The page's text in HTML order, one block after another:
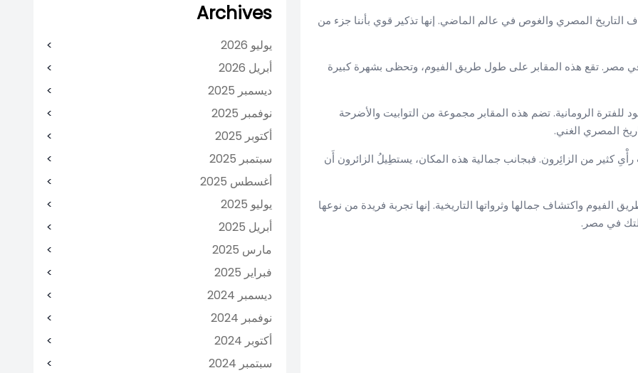
التاريخ المصري والغوص في عالم الماضي. إنها تذكير قوي بأننا جزء من
في مصر. تقع هذه المقابر على طول طريق الفيوم، وتحظى بشهرة كبيرة
للفترة الرومانية. تضم هذه المقابر مجموعة من التوابيت والأضرحة
المصري الغني.
كثير من الزائِرون. فبجانب جمالية هذه المكان، يستطِيلُ الزائرون أَن
الفيوم واكتشاف جمالها وثرواتها التاريخية. إنها تجربة فريدة من نوعها
في مصر.
Archives
يوليو 2026
أبريل 2026
ديسمبر 2025
نوفمبر 2025
أكتوبر 2025
سبتمبر 2025
أغسطس 2025
يوليو 2025
أبريل 2025
مارس 2025
فبراير 2025
ديسمبر 2024
نوفمبر 2024
أكتوبر 2024
سبتمبر 2024